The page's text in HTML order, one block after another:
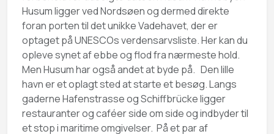
Husum ligger ved Nordsøen og dermed direkte
foran porten til det unikke Vadehavet, der er
optaget på UNESCOs verdensarvsliste. Her kan du
opleve synet af ebbe og flod fra nærmeste hold.
Men Husum har også andet at byde på. Den lille
havn er et oplagt sted at starte et besøg. Langs
gaderne Hafenstrasse og Schiffbrücke ligger
restauranter og caféer side om side og indbyder til
et stop i maritime omgivelser. På et par af